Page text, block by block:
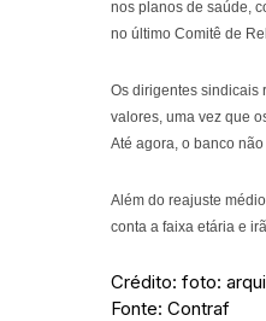
nos planos de saúde,
no último Comitê de
Os dirigentes sindicais
valores, uma vez que
Até agora, o banco
Além do reajuste
conta a faixa etária e
Crédito: foto:
Fonte: Contraf